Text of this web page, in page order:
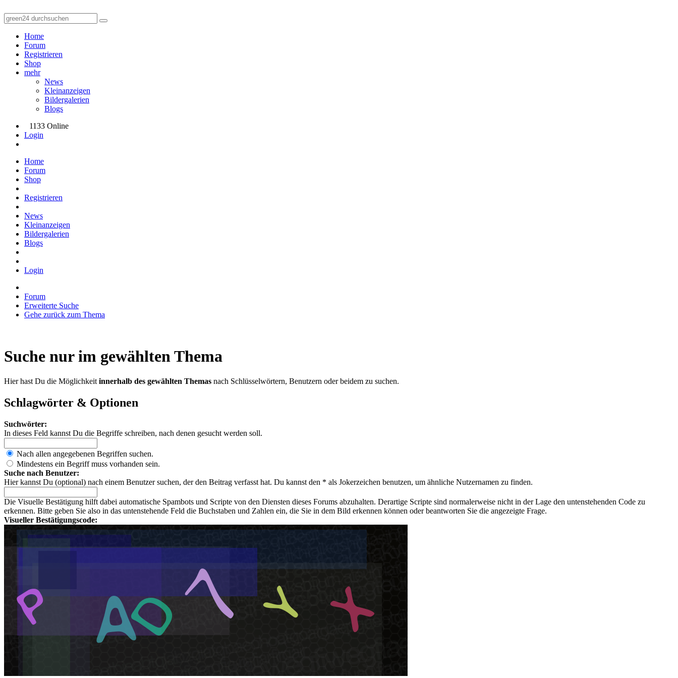
Home
Forum
Registrieren
Shop
mehr
News
Kleinanzeigen
Bildergalerien
Blogs
1133 Online
Login
Home
Forum
Shop
Registrieren
News
Kleinanzeigen
Bildergalerien
Blogs
Login
Forum
Erweiterte Suche
Gehe zurück zum Thema
Suche nur im gewählten Thema
Hier hast Du die Möglichkeit innerhalb des gewählten Themas nach Schlüsselwörtern, Benutzern oder beidem zu suchen.
Schlagwörter & Optionen
Suchwörter:
In dieses Feld kannst Du die Begriffe schreiben, nach denen gesucht werden soll.
Nach allen angegebenen Begriffen suchen.
Mindestens ein Begriff muss vorhanden sein.
Suche nach Benutzer:
Hier kannst Du (optional) nach einem Benutzer suchen, der den Beitrag verfasst hat. Du kannst den * als Jokerzeichen benutzen, um ähnliche Nutzernamen zu finden.
Die Visuelle Bestätigung hilft dabei automatische Spambots und Scripte von den Diensten dieses Forums abzuhalten. Derartige Scripte sind normalerweise nicht in der Lage den untenstehenden Code zu
erkennen. Bitte geben Sie also in das untenstehende Feld die Buchstaben und Zahlen ein, die Sie in dem Bild erkennen können oder beantworten Sie die angezeigte Frage.
Visueller Bestätigungscode: